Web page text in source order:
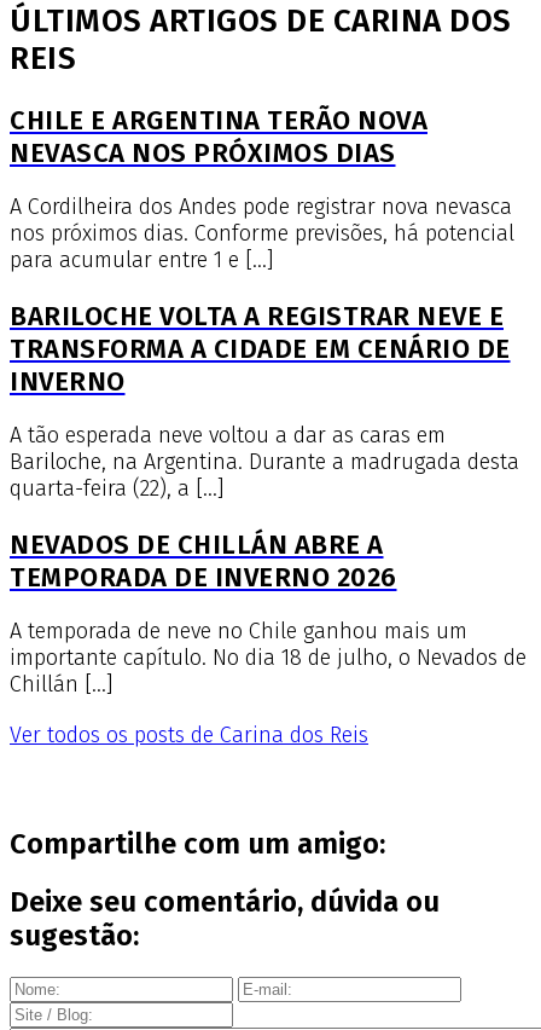
ÚLTIMOS ARTIGOS DE CARINA DOS
REIS
CHILE E ARGENTINA TERÃO NOVA
NEVASCA NOS PRÓXIMOS DIAS
A Cordilheira dos Andes pode registrar nova nevasca
nos próximos dias. Conforme previsões, há potencial
para acumular entre 1 e […]
BARILOCHE VOLTA A REGISTRAR NEVE E
TRANSFORMA A CIDADE EM CENÁRIO DE
INVERNO
A tão esperada neve voltou a dar as caras em
Bariloche, na Argentina. Durante a madrugada desta
quarta-feira (22), a […]
NEVADOS DE CHILLÁN ABRE A
TEMPORADA DE INVERNO 2026
A temporada de neve no Chile ganhou mais um
importante capítulo. No dia 18 de julho, o Nevados de
Chillán […]
Ver todos os posts de Carina dos Reis
Compartilhe com um amigo:
Deixe seu comentário, dúvida ou
sugestão: